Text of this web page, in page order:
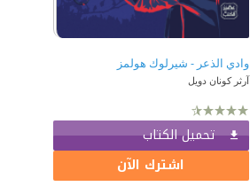
وادي الذعر - شيرلوك هولمز
آرثر كونان دويل
تحميل الكتاب
اشترك الآن